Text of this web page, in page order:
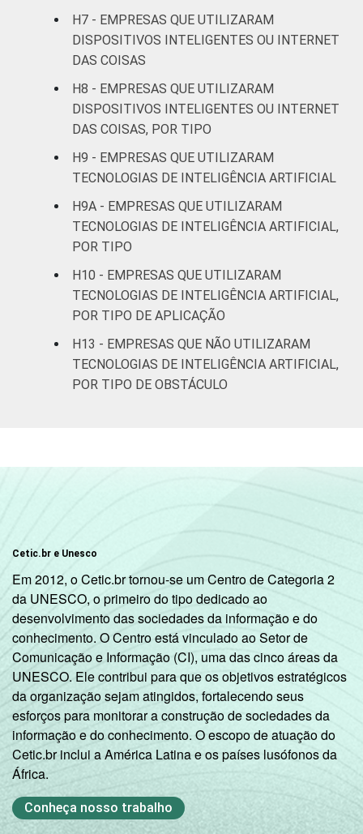
e serviços
complementares
Artes, cultura,
esporte e
recreação,
atividades de
serviços
Fonte: CGI.br/NIC.br, Centro Regional de
Estudos para o Desenvolvimento da
Pesquisa sobre o uso das tecnologias de
Informação e comunicação nas empresas
brasileiras - TIC Empresas 2023.
H7 - EMPRESAS QUE UTILIZARAM
DISPOSITIVOS INTELIGENTES OU INTERNET
DAS COISAS
H8 - EMPRESAS QUE UTILIZARAM
DISPOSITIVOS INTELIGENTES OU INTERNET
DAS COISAS, POR TIPO
H9 - EMPRESAS QUE UTILIZARAM
TECNOLOGIAS DE INTELIGÊNCIA ARTIFICIAL
H9A - EMPRESAS QUE UTILIZARAM
TECNOLOGIAS DE INTELIGÊNCIA ARTIFICIAL,
POR TIPO
H10 - EMPRESAS QUE UTILIZARAM
TECNOLOGIAS DE INTELIGÊNCIA ARTIFICIAL,
POR TIPO DE APLICAÇÃO
H13 - EMPRESAS QUE NÃO UTILIZARAM
TECNOLOGIAS DE INTELIGÊNCIA ARTIFICIAL,
POR TIPO DE OBSTÁCULO
Cetic.br e Unesco
Em 2012, o Cetic.br tornou-se um Centro de Categoria 2
da UNESCO, o primeiro do tipo dedicado ao
desenvolvimento das sociedades da informação e do
conhecimento. O Centro está vinculado ao Setor de
Comunicação e Informação (CI), uma das cinco áreas da
UNESCO. Ele contribui para que os objetivos estratégicos
da organização sejam atingidos, fortalecendo seus
esforços para monitorar a construção de sociedades da
informação e do conhecimento. O escopo de atuação do
Cetic.br inclui a América Latina e os países lusófonos da
África.
Conheça nosso trabalho